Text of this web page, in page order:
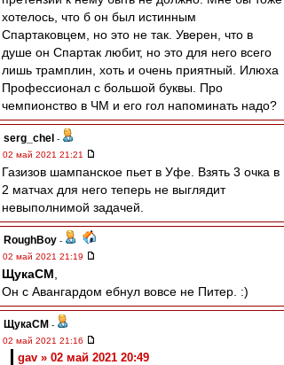
хотелось, что б он был истинным
Спартаковцем, но это не так. Уверен, что в
душе он Спартак любит, но это для него всего
лишь трамплин, хоть и очень приятный. Илюха
Профессионал с большой буквы. Про
чемпионство в ЧМ и его гол напоминать надо?
serg_chel -
02 май 2021 21:21
Газизов шампанское пьет в Уфе. Взять 3 очка в
2 матчах для него теперь не выглядит
невыполнимой задачей.
RoughBoy -
02 май 2021 21:19
ЩукаСМ
Он с Авангардом ебнул вовсе не Питер. :)
ЩукаСМ -
02 май 2021 21:16
gav » 02 май 2021 20:49